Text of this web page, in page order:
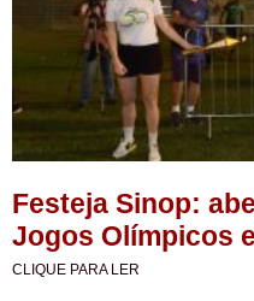
Festeja Sinop:
Jogos Olímpicos
CLIQUE PARA LER